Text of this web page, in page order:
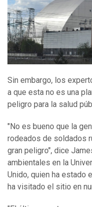
Sin embargo, los
a que esta no es una
peligro para la salud
"No es bueno que la
rodeados de soldados
gran peligro", dice
ambientales en la
Unido, quien ha estado
ha visitado el sitio en